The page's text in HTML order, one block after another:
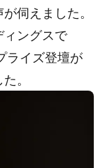
伺えました。
ングスで
ライズ登壇が
。